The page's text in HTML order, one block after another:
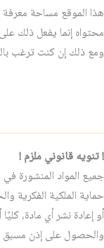
هذا الموقع مساحة
محتواه إنما يفعل ذلك
ومع ذلك إن كنت ترغب
! تنويه قانوني ملزم !
جميع المواد المنشورة
حماية الملكية الفكرية
أو إعادة نشر أي مادة،
والحصول على إذن مسبق